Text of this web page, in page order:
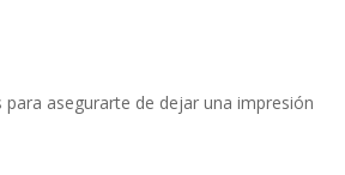
asegurarte de dejar una impresión